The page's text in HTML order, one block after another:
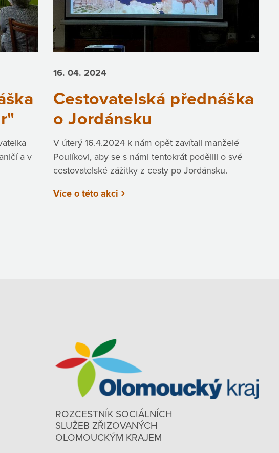
a v
16. 04. 2024
Cestovatelská přednáška
o Jordánsku
V úterý 16.4.2024 k nám opět zavítali manželé
Poulíkovi, aby se s námi tentokrát podělili o své
cestovatelské zážitky z cesty po Jordánsku.
Více o této akci
ROZCESTNÍK SOCIÁLNÍCH
SLUŽEB ZŘIZOVANÝCH
OLOMOUCKÝM KRAJEM